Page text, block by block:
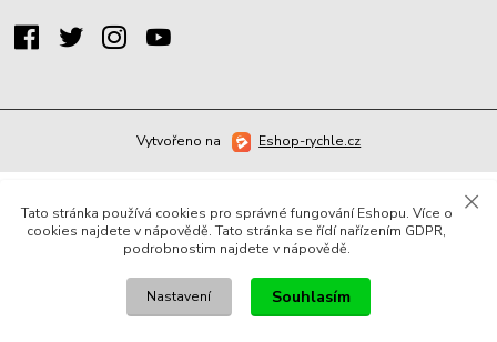
Vytvořeno na Eshop-rychle.cz
Tato stránka používá cookies pro správné fungování Eshopu. Více o
cookies najdete v nápovědě. Tato stránka se řídí nařízením GDPR,
podrobnostim najdete v nápovědě.
Nastavení Souhlasím